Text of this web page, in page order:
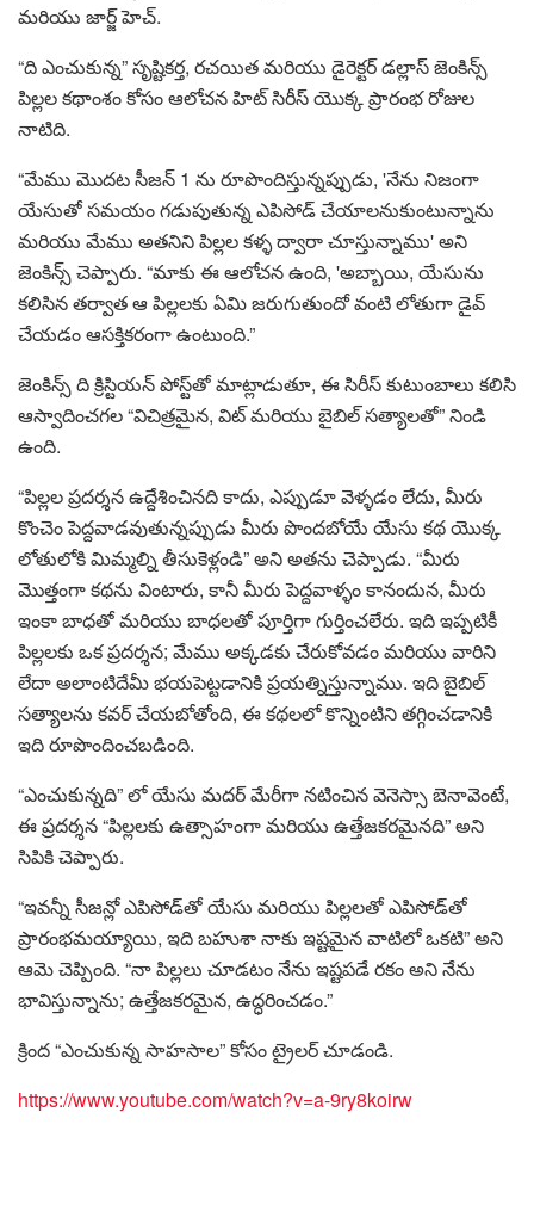
మరియు జార్జ్ హెచ్.
“ది ఎంచుకున్న” సృష్టికర్త, రచయిత మరియు డైరెక్టర్ డల్లాస్ జెంకిన్స్
పిల్లల కథాంశం కోసం ఆలోచన హిట్ సిరీస్ యొక్క ప్రారంభ రోజుల
నాటిది.
“మేము మొదట సీజన్ 1 ను రూపొందిస్తున్నప్పుడు, 'నేను నిజంగా
యేసుతో సమయం గడుపుతున్న ఎపిసోడ్ చేయాలనుకుంటున్నాను
మరియు మేము అతనిని పిల్లల కళ్ళ ద్వారా చూస్తున్నాము' అని
జెంకిన్స్ చెప్పారు. “మాకు ఈ ఆలోచన ఉంది, 'అబ్బాయి, యేసును
కలిసిన తర్వాత ఆ పిల్లలకు ఏమి జరుగుతుందో వంటి లోతుగా డైవ్
చేయడం ఆసక్తికరంగా ఉంటుంది.”
జెంకిన్స్ ది క్రిస్టియన్ పోస్ట్‌తో మాట్లాడుతూ, ఈ సిరీస్ కుటుంబాలు కలిసి
ఆస్వాదించగల “విచిత్రమైన, విట్ మరియు బైబిల్ సత్యాలతో” నిండి
ఉంది.
“పిల్లల ప్రదర్శన ఉద్దేశించినది కాదు, ఎప్పుడూ వెళ్ళడం లేదు, మీరు
కొంచెం పెద్దవాడవుతున్నప్పుడు మీరు పొందబోయే యేసు కథ యొక్క
లోతులోకి మిమ్మల్ని తీసుకెళ్లండి” అని అతను చెప్పాడు. “మీరు
మొత్తంగా కథను వింటారు, కానీ మీరు పెద్దవాళ్ళం కానందున, మీరు
ఇంకా బాధతో మరియు బాధలతో పూర్తిగా గుర్తించలేరు. ఇది ఇప్పటికీ
పిల్లలకు ఒక ప్రదర్శన; మేము అక్కడకు చేరుకోవడం మరియు వారిని
లేదా అలాంటిదేమీ భయపెట్టడానికి ప్రయత్నిస్తున్నాము. ఇది బైబిల్
సత్యాలను కవర్ చేయబోతోంది, ఈ కథలలో కొన్నింటిని తగ్గించడానికి
ఇది రూపొందించబడింది.
“ఎంచుకున్నది” లో యేసు మదర్ మేరీగా నటించిన వెనెస్సా బెనావెంటే,
ఈ ప్రదర్శన “పిల్లలకు ఉత్సాహంగా మరియు ఉత్తేజకరమైనది” అని
సిపికి చెప్పారు.
“ఇవన్నీ సీజన్లో ఎపిసోడ్‌తో యేసు మరియు పిల్లలతో ఎపిసోడ్‌తో
ప్రారంభమయ్యాయి, ఇది బహుశా నాకు ఇష్టమైన వాటిలో ఒకటి” అని
ఆమె చెప్పింది. “నా పిల్లలు చూడటం నేను ఇష్టపడే రకం అని నేను
భావిస్తున్నాను; ఉత్తేజకరమైన, ఉద్ధరించడం.”
క్రింద “ఎంచుకున్న సాహసాల” కోసం ట్రైలర్ చూడండి.
https://www.youtube.com/watch?v=a-9ry8koirw